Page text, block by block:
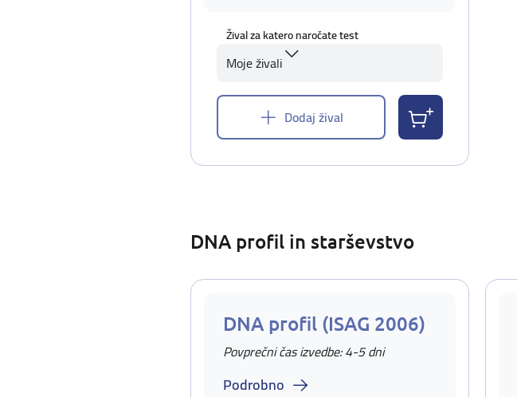
Žival za katero naročate test
Moje živali
Dodaj žival
DNA profil in starševstvo
DNA profil (ISAG 2006)
Povprečni čas izvedbe: 4-5 dni
Podrobno